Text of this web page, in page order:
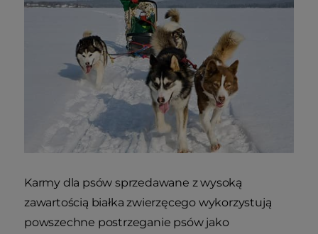
Karmy dla psów sprzedawane z wysoką
zawartością białka zwierzęcego wykorzystują
powszechne postrzeganie psów jako